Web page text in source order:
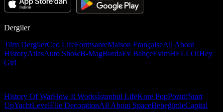
Dergiler
Tüm DergilerCeo LifeFormsanteMaison FrançaiseAll About
HistoryAtlasAuto ShowB-MagBurdaEv BahçeEvimHELLO!Hey
Girl
History Of WarHow It Worksİstanbul LifeKore PopPozitifStart
UpYachtLevelElle DecorationAll About SpaceBebeğimleCapital